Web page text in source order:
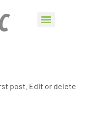
post. Edit or delete